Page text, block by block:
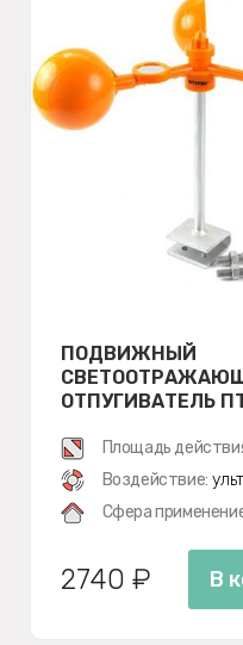
ПОДВИЖНЫЙ
ОТПУГИВАТЕЛЬ
Площадь
Воздействие:
Сфера
2740 ₽ В